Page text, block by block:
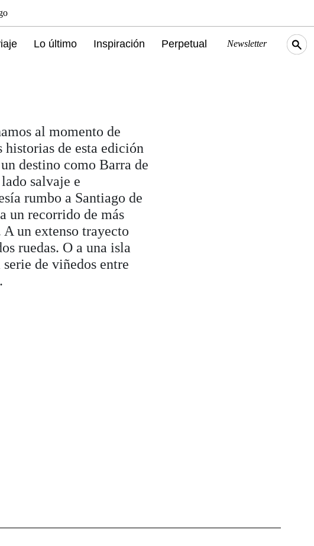
Lo último Inspiración Perpetual Newsletter
al momento de
de esta edición
destino como Barra de
salvaje e
rumbo a Santiago de
un recorrido de más
un extenso trayecto
ruedas. O a una isla
de viñedos entre